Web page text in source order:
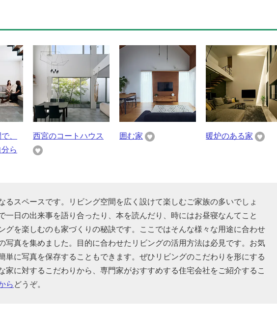
、
ら
西宮のコートハウス 囲む家 暖炉のある家
るスペースです。リビング空間を広く設けて楽しむご家族の多いでしょ
一日の出来事を語り合ったり、本を読んだり、時にはお昼寝なんてこと
グを楽しむのも家づくりの秘訣です。ここではそんな様々な用途に合わせ
写真を集めました。目的に合わせたリビングの活用方法は必見です。お気
単に写真を保存することもできます。ぜひリビングのこだわりを形にする
家に対するこだわりから、専門家がおすすめする住宅会社をご紹介するこ
ら どうぞ。